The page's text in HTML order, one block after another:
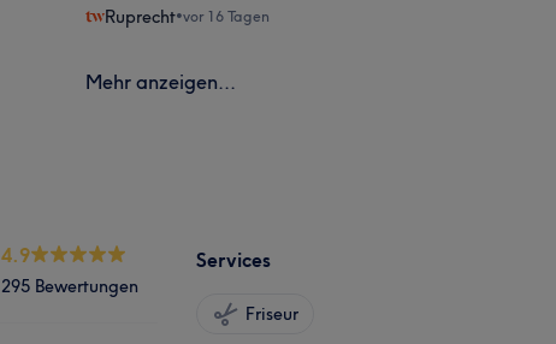
Ruprecht•vor 16 Tagen
Mehr anzeigen...
4.9
295 Bewertungen
Services
Friseur